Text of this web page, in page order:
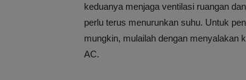
keduanya menjaga ventilasi ruangan
perlu terus menurunkan suhu. Untuk
mungkin, mulailah dengan menyalakan
AC.